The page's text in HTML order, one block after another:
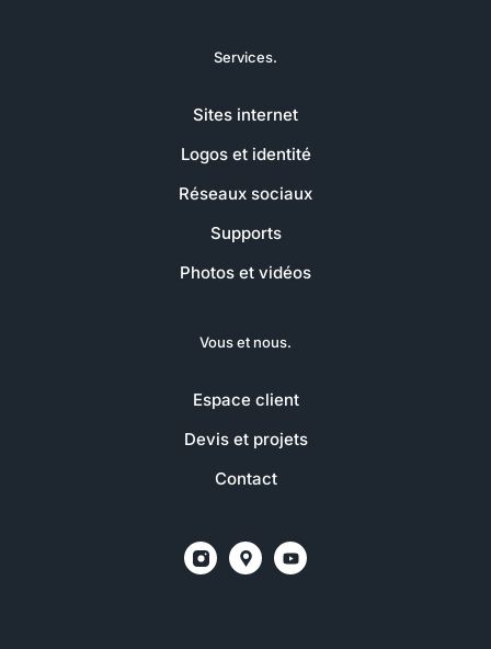
Services.
Sites internet
Logos et identité
Réseaux sociaux
Supports
Photos et vidéos
Vous et nous.
Espace client
Devis et projets
Contact